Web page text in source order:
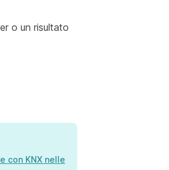
o un risultato
con KNX nelle